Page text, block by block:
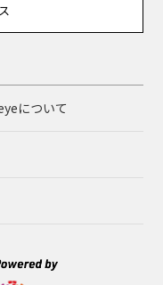
について